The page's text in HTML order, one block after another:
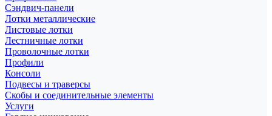
Сэндвич-панели
Лотки металлические
Листовые лотки
Лестничные лотки
Проволочные лотки
Профили
Консоли
Подвесы и траверсы
Скобы и соединительные элементы
Услуги